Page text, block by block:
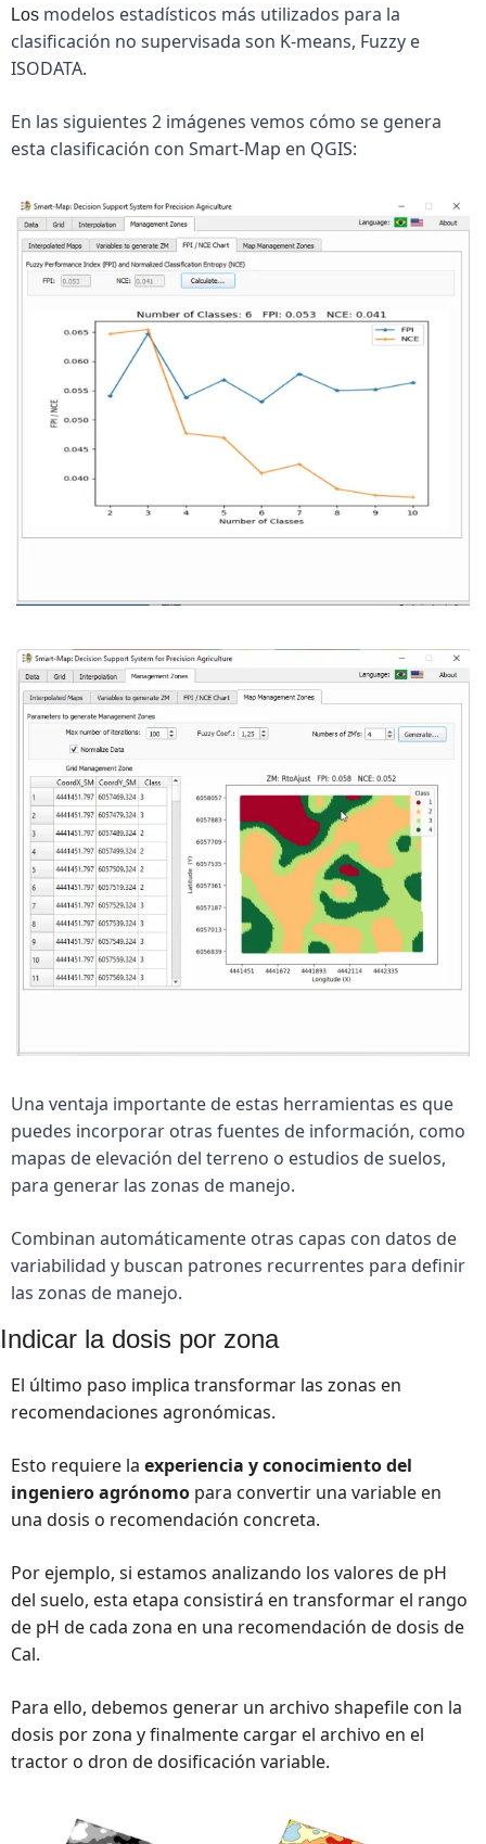
Los modelos estadísticos más utilizados para la
clasificación no supervisada son K-means, Fuzzy e
ISODATA.
En las siguientes 2 imágenes vemos cómo se genera
esta clasificación con Smart-Map en QGIS:
Una ventaja importante de estas herramientas es que
puedes incorporar otras fuentes de información, como
mapas de elevación del terreno o estudios de suelos,
para generar las zonas de manejo.
Combinan automáticamente otras capas con datos de
variabilidad y buscan patrones recurrentes para definir
las zonas de manejo.
Indicar la dosis por zona
El último paso implica transformar las zonas en
recomendaciones agronómicas.
Esto requiere la experiencia y conocimiento del
ingeniero agrónomo para convertir una variable en
una dosis o recomendación concreta.
Por ejemplo, si estamos analizando los valores de pH
del suelo, esta etapa consistirá en transformar el rango
de pH de cada zona en una recomendación de dosis de
Cal.
Para ello, debemos generar un archivo shapefile con la
dosis por zona y finalmente cargar el archivo en el
tractor o dron de dosificación variable.